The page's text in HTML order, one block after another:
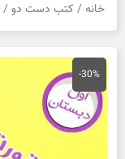
خانه / کتب دست دو /
-30%